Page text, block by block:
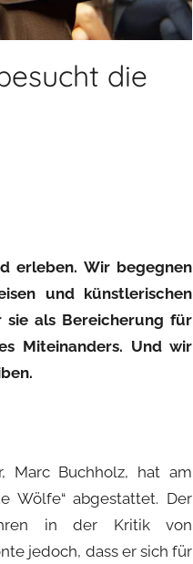
die
erleben. Wir begegnen
und künstlerischen
sie als Bereicherung für
Miteinanders. Und wir
Marc Buchholz, hat am
Wölfe“ abgestattet. Der
in der Kritik von
jedoch, dass er sich für